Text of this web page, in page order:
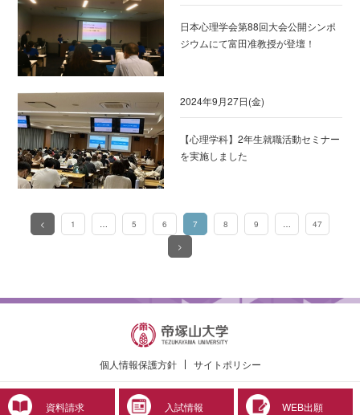
日本心理学会第88回大会公開シンポ
ジウムにて富田准教授が登壇！
2024年9月27日(金)
【心理学科】2年生就職活動セミナー
を実施しました
< 1 … 5 6 7
（このページ）
8 9 …
47
>
資料請求 入試情報 WEB出願
個人情報保護方針 サイトポリシー
© 2019 Tezukayama University